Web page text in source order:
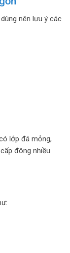
nên lưu ý các
lớp đá mỏng,
đông nhiều